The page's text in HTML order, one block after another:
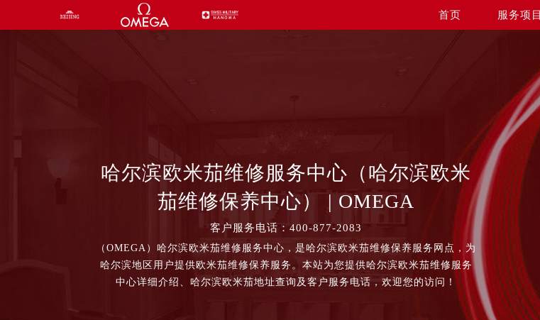
首页 服务项目
哈尔滨欧米茄维修服务中心（哈尔滨欧米
茄维修保养中心） | OMEGA
客户服务电话：400-877-2083
（OMEGA）哈尔滨欧米茄维修服务中心，是哈尔滨欧米茄维修保养服务网点，为
哈尔滨地区用户提供欧米茄维修保养服务。本站为您提供哈尔滨欧米茄维修服务
中心详细介绍、哈尔滨欧米茄地址查询及客户服务电话，欢迎您的访问！